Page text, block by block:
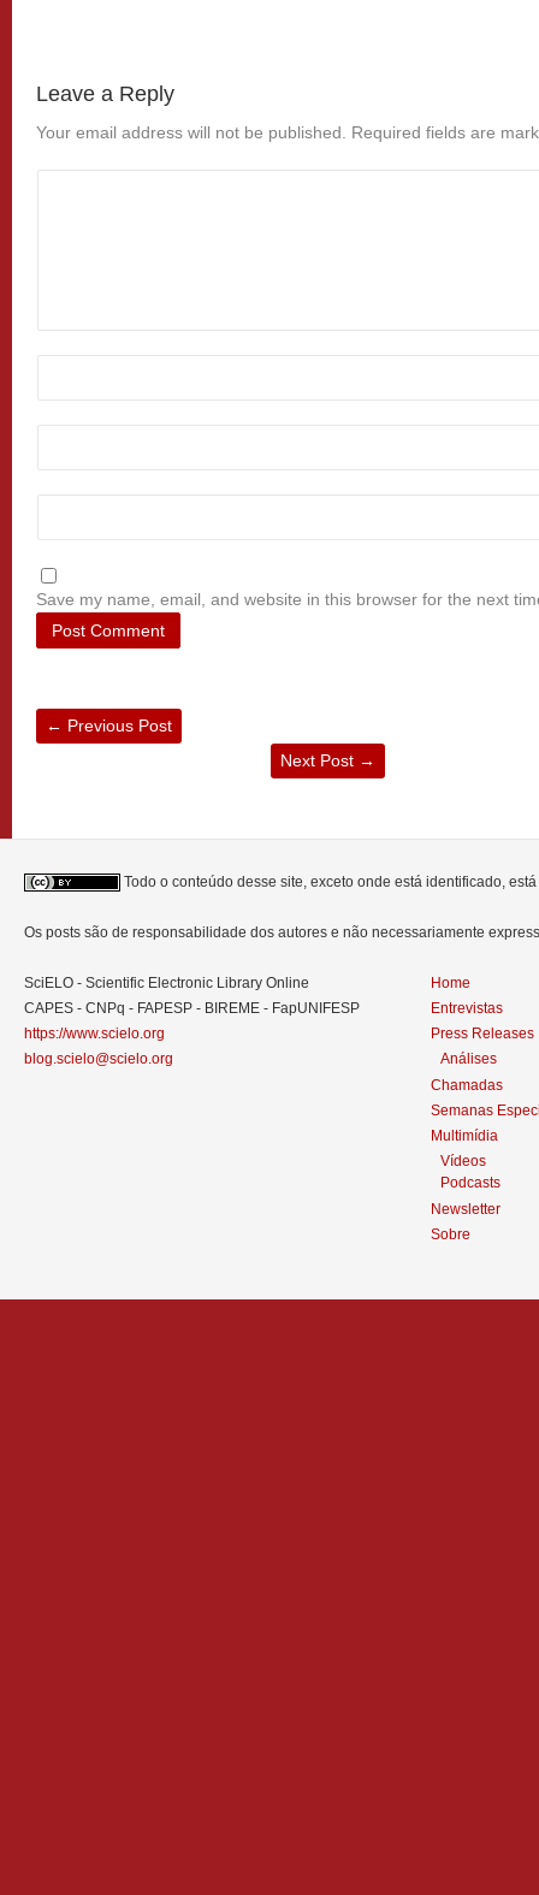
Leave a Reply
Your email address will not be published. Required fields are
Save my name, email, and website in this browser for the next
← Previous Post
Next Post →
Todo o conteúdo desse site, exceto onde está identificado,
Os posts são de responsabilidade dos autores e não necessariamente
SciELO - Scientific Electronic Library Online
CAPES - CNPq - FAPESP - BIREME - FapUNIFESP
https://www.scielo.org
blog.scielo@scielo.org
Home
Entrevistas
Press Releases
Análises
Chamadas
Semanas
Multimídia
Vídeos
Podcasts
Newsletter
Sobre